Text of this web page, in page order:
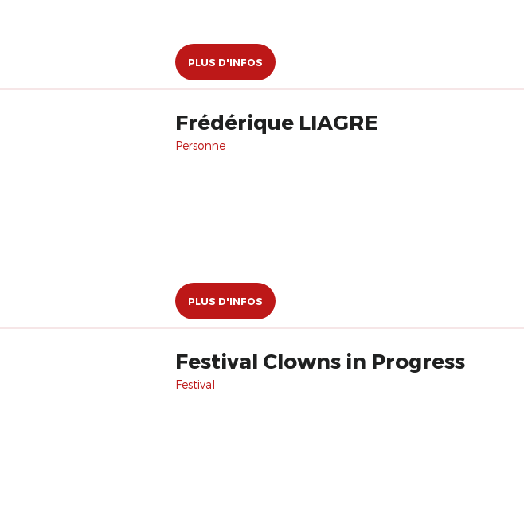
PLUS D'INFOS
Frédérique LIAGRE
Personne
PLUS D'INFOS
Festival Clowns in Progress
Festival